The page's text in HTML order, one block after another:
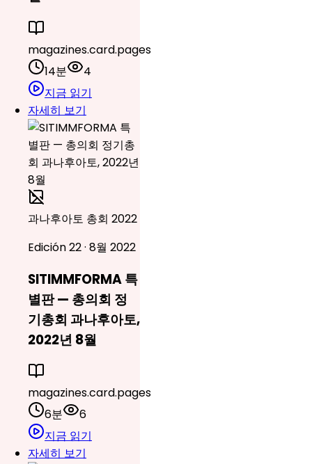
magazines.card.pages
14분
4
지금 읽기
자세히 보기
과나후아토 총회 2022
Edición 22 · 8월 2022
SITIMMFORMA 특
별판 — 총의회 정
기총회 과나후아토,
2022년 8월
magazines.card.pages
6분
6
지금 읽기
자세히 보기